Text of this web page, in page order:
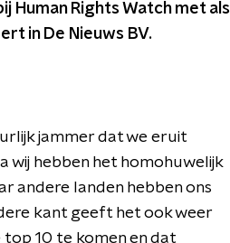
Human Rights Watch met als
in De Nieuws BV.
jammer dat we eruit
wij hebben het homohuwelijk
andere landen hebben ons
kant geeft het ook weer
top 10 te komen en dat